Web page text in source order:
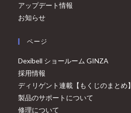
アップデート情報
お知らせ
ページ
Dexibell ショールーム GINZA
採用情報
ディリゲント連載【もくじのまとめ】
製品のサポートについて
修理について